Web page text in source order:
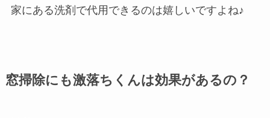
家にある洗剤で代用できるのは嬉しいですよね♪
窓掃除にも激落ちくんは効果があるの？